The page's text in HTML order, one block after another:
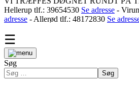
Hellerup tlf.: 39654530 Se adresse -
adresse - Allerød tlf.: 48172830 Se
☰
Søg
Søg